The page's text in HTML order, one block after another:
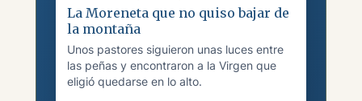
La Moreneta que no quiso bajar de
la montaña
Unos pastores siguieron unas luces entre
las peñas y encontraron a la Virgen que
eligió quedarse en lo alto.